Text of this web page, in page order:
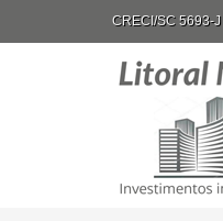
CRECI/SC 5693-J